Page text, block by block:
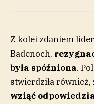
Z kolei zdaniem
Badenoch,
była spóźniona.
stwierdziła również,
wziąć